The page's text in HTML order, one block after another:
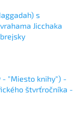
s
Jicchaka
štvrťročníka -